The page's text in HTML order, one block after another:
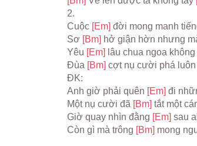
2.
Cuộc [Em] đời mong manh
Sơ [Bm] hở giận hờn nhưng
Yêu [Em] lâu chua ngoa
Đùa [Bm] cợt nụ cười phá luôn
ĐK:
Anh giờ phải quên [Em] đi
Một nụ cười đã [Bm] tắt một
Giờ quay nhìn đằng [Em] sau
Còn gì mà trông [Bm] mong